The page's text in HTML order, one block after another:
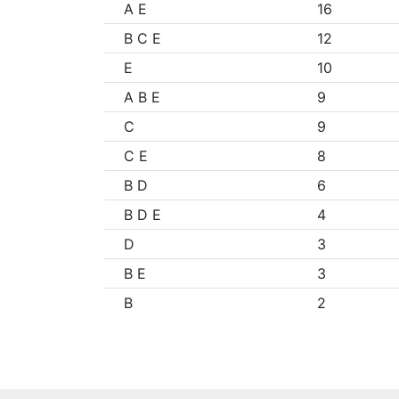
A E
16
B C E
12
E
10
A B E
9
C
9
C E
8
B D
6
B D E
4
D
3
B E
3
B
2